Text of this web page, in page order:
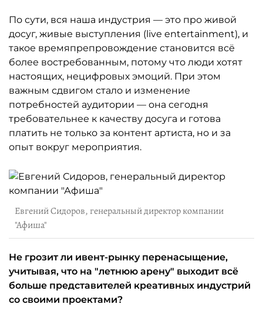
По сути, вся наша индустрия — это про живой
досуг, живые выступления (live entertainment), и
такое времяпрепровождение становится всё
более востребованным, потому что люди хотят
настоящих, нецифровых эмоций. При этом
важным сдвигом стало и изменение
потребностей аудитории — она сегодня
требовательнее к качеству досуга и готова
платить не только за контент артиста, но и за
опыт вокруг мероприятия.
Евгений Сидоров, генеральный директор компании
"Афиша"
Не грозит ли ивент-рынку перенасыщение,
учитывая, что на "летнюю арену" выходит всё
больше представителей креативных индустрий
со своими проектами?